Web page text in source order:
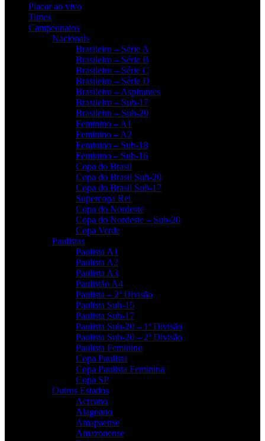
Placar ao vivo
Times
Campeonatos
Nacionais
Brasileiro – Série A
Brasileiro – Série B
Brasileiro – Série C
Brasileiro – Série D
Brasileiro – Aspirantes
Brasileiro – Sub-17
Brasileiro – Sub-20
Feminino – A1
Feminino – A2
Feminino – Sub-18
Feminino – Sub-16
Copa do Brasil
Copa do Brasil Sub-20
Copa do Brasil Sub-17
Supercopa Rei
Copa do Nordeste
Copa do Nordeste – Sub-20
Copa Verde
Paulistas
Paulista A1
Paulista A2
Paulista A3
Paulistão A4
Paulista – 2ª Divisão
Paulista Sub-15
Paulista Sub-17
Paulista Sub-20 – 1ª Divisão
Paulista Sub-20 – 2ª Divisão
Paulista Feminino
Copa Paulista
Copa Paulista Feminina
Copa SP
Outros Estados
Acreano
Alagoano
Amapaense
Amazonense